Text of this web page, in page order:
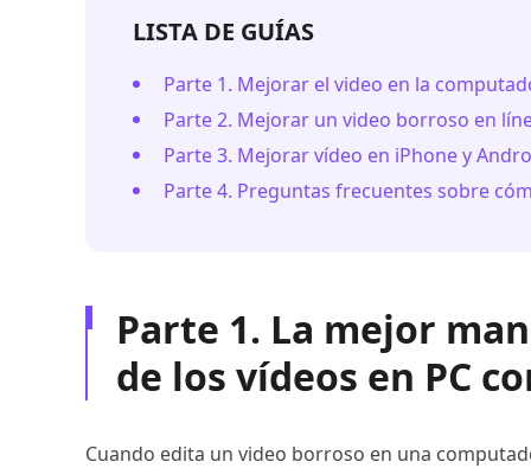
LISTA DE GUÍAS
Parte 1. Mejorar el video en la
Parte 2. Mejorar un video borroso en
Parte 3. Mejorar vídeo en iPhone y
Parte 4. Preguntas frecuentes sobre
Parte 1. La mejor
de los vídeos en PC
Cuando edita un video borroso en una